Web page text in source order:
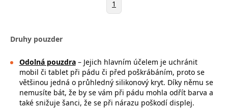
1
Druhy pouzder
Odolná pouzdra– Jejich hlavním účelem je uchránit
mobil či tablet při pádu či před poškrábáním, proto se
většinou jedná o průhledný silikonový kryt. Díky němu se
nemusíte bát, že by se vám při pádu mohla odřít barva a
také snižuje šanci, že se při nárazu poškodí displej.